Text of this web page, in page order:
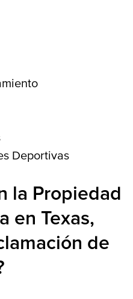
Deportivas
la Propiedad
en Texas,
de